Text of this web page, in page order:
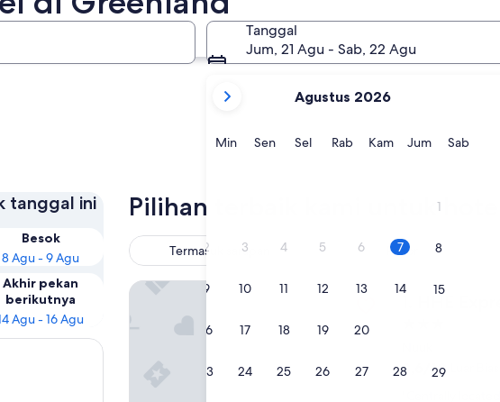
Tanggal
Jum, 21 Agu - Sab, 22 Agu
Anda
ini
dan
September,
2026.
Agustus 2026
MinMinggu
SenSenin
SelSelasa
RabRabuKamKamis
JumJumat
SabSabtu
1
2 3 4 5 6 7 8
9 10 11 12 13 14 15
16 17 18 19 20
23 24 25 26 27 28 29
tanggal ini
Besok
8 Agu - 9 Agu
Akhir pekan
berikutnya
Agu - 16 Agu
Pilihan terbaik kami untuk
Termasuk sarapan Resor
HHE Express
3.0
8.6
8,6/10
HHE Express Hotel